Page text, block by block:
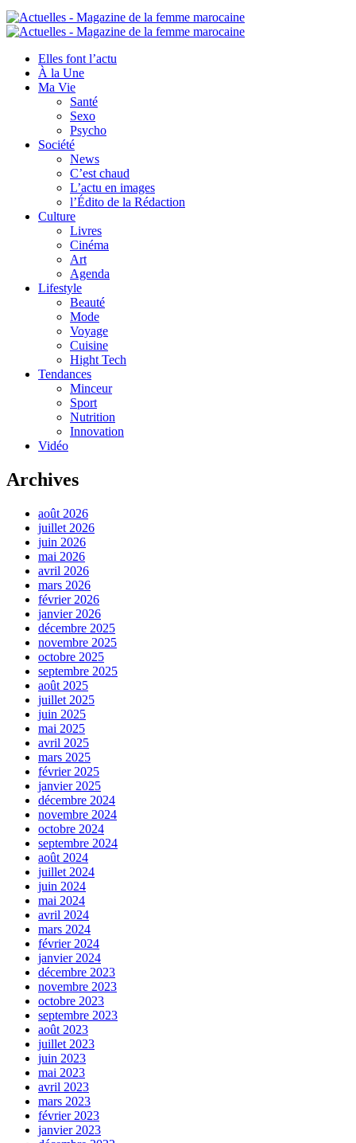
Elles font l’actu
À la Une
Ma Vie
Santé
Sexo
Psycho
Société
News
C’est chaud
L’actu en images
l’Édito de la Rédaction
Culture
Livres
Cinéma
Art
Agenda
Lifestyle
Beauté
Mode
Voyage
Cuisine
Hight Tech
Tendances
Minceur
Sport
Nutrition
Innovation
Vidéo
Archives
août 2026
juillet 2026
juin 2026
mai 2026
avril 2026
mars 2026
février 2026
janvier 2026
décembre 2025
novembre 2025
octobre 2025
septembre 2025
août 2025
juillet 2025
juin 2025
mai 2025
avril 2025
mars 2025
février 2025
janvier 2025
décembre 2024
novembre 2024
octobre 2024
septembre 2024
août 2024
juillet 2024
juin 2024
mai 2024
avril 2024
mars 2024
février 2024
janvier 2024
décembre 2023
novembre 2023
octobre 2023
septembre 2023
août 2023
juillet 2023
juin 2023
mai 2023
avril 2023
mars 2023
février 2023
janvier 2023